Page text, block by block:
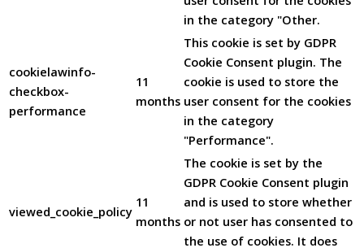
in the category "Other.
cookielawinfo-
checkbox-
performance
11
months
This cookie is set by GDPR
Cookie Consent plugin. The
cookie is used to store the
user consent for the cookies
in the category
"Performance".
viewed_cookie_policy
11
months
The cookie is set by the
GDPR Cookie Consent plugin
and is used to store whether
or not user has consented to
the use of cookies. It does